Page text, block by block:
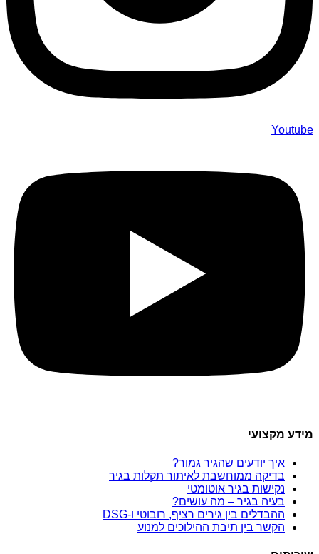
Youtube
מידע מקצועי
איך יודעים שהגיר גמור?
בדיקה ממוחשבת לאיתור תקלות בגיר
נקישות בגיר אוטומטי
בעיה בגיר – מה עושים?
ההבדלים בין גירים רציף, רובוטי ו-DSG
הקשר בין תיבת ההילוכים למנוע